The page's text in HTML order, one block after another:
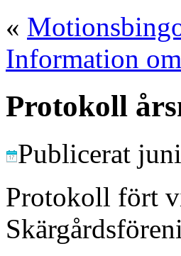
«
Information
Protokoll
Publicerat
Protokoll fört